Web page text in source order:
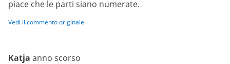
piace che le parti siano numerate.
Vedi il commento originale
Katja anno scorso